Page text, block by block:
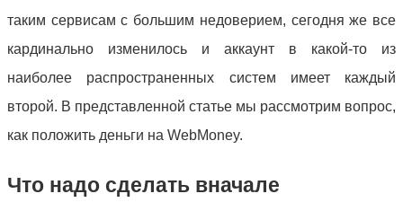
таким сервисам с большим недоверием, сегодня же все
кардинально изменилось и аккаунт в какой-то из
наиболее распространенных систем имеет каждый
второй. В представленной статье мы рассмотрим вопрос,
как положить деньги на WebMoney.
Что надо сделать вначале